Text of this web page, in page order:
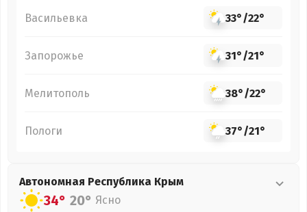
Васильевка 33°/22°
Запорожье 31°/21°
Мелитополь 38°/22°
Пологи 37°/21°
Автономная Республика Крым
34° 20° Ясно